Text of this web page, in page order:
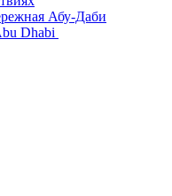
Абу-Даби
Dhabi